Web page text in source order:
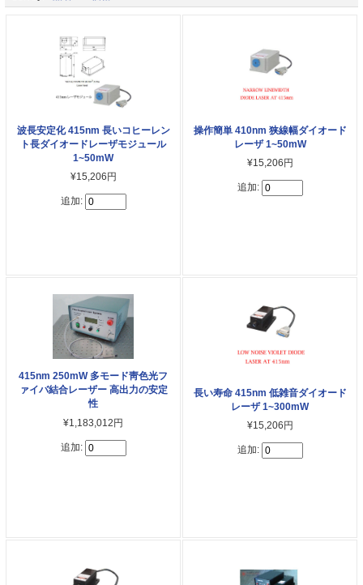
波長安定化 415nm 長いコヒーレン
ト長ダイオードレーザモジュール
1~50mW
¥15,206円
追加:
操作簡単 410nm 狭線幅ダイオード
レーザ 1~50mW
¥15,206円
追加:
415nm 250mW 多モード靑色光フ
ァイバ結合レーザー 高出力の安定
性
¥1,183,012円
追加:
長い寿命 415nm 低雑音ダイオード
レーザ 1~300mW
¥15,206円
追加: